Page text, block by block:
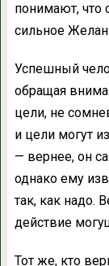
понимают, что
сильное
Успешный
обращая
цели, не
и цели могут
— вернее, он
однако ему
так, как надо.
действие
Тот же, кто